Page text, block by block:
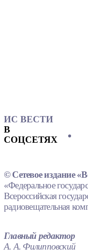
ИС ВЕСТИ
В
СОЦСЕТЯХ
© Сетевое издание
«Федеральное
Всероссийская
радиовещательная
Главный редактор
А. А. Филипповский